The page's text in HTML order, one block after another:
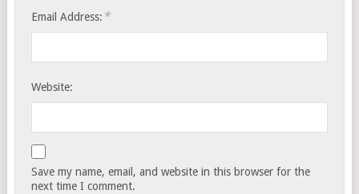
Email Address: *
Website:
Save my name, email, and website in this browser for the
next time I comment.